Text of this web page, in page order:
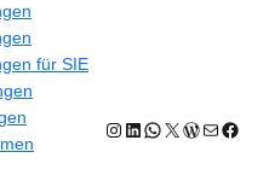
für SIE
Instagram
LinkedIn
WhatsApp
X E-Mail